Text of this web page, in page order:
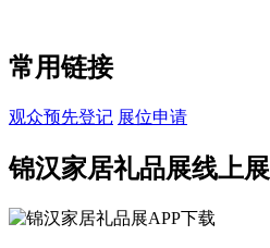
常用链接
观众预先登记 展位申请
锦汉家居礼品展线上展